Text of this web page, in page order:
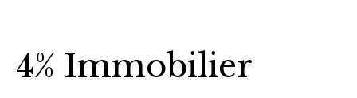
4% Immobilier